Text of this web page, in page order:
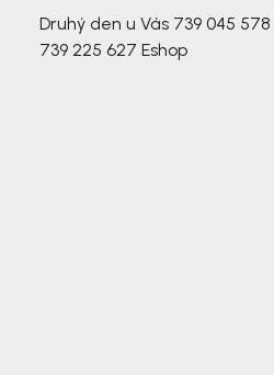
Druhý den u Vás 739 045 578
739 225 627 Eshop